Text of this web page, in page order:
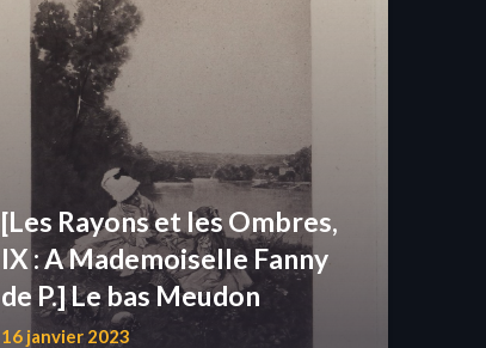
[Les Rayons et les Ombres,
IX : A Mademoiselle Fanny
de P.] Le bas Meudon
16 janvier 2023